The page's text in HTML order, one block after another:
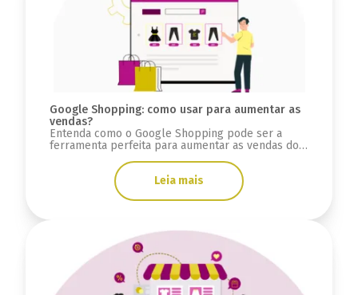
Google Shopping: como usar para aumentar as
vendas?
Entenda como o Google Shopping pode ser a
ferramenta perfeita para aumentar as vendas do
Leia mais